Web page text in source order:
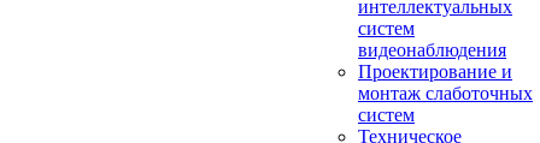
интеллектуальных
систем
видеонаблюдения
Проектирование и
монтаж слаботочных
систем
Техническое